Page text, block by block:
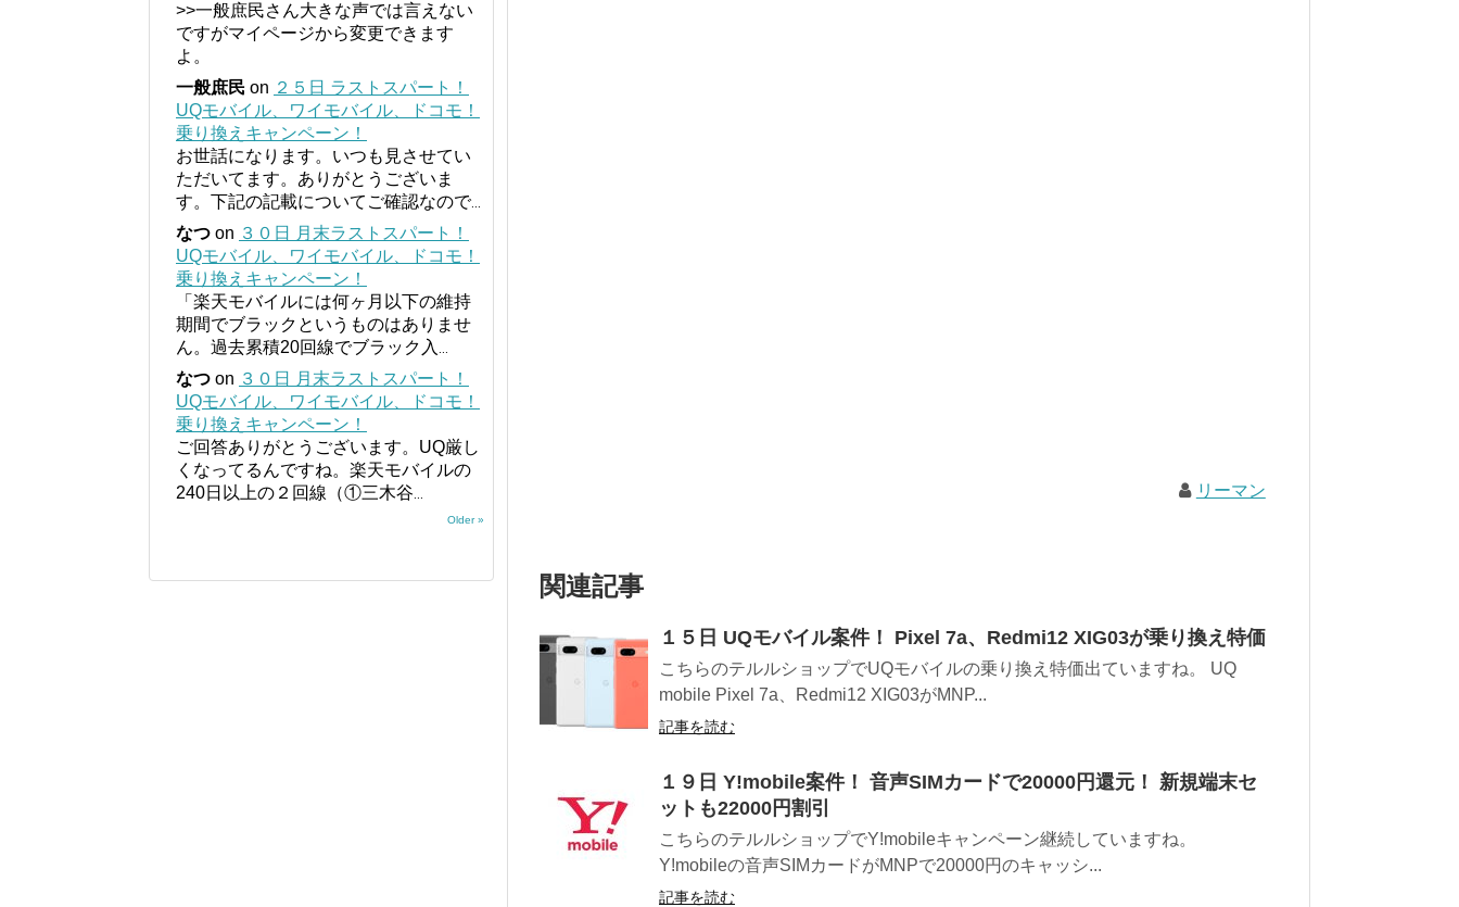
リーマン
関連記事
１５日 UQモバイル案件！ Pixel 7a、Redmi12 XIG03が乗り換え特価
こちらのテルルショップでUQモバイルの乗り換え特価出ていますね。 UQ
mobile Pixel 7a、Redmi12 XIG03がMNP...
記事を読む
１９日 Y!mobile案件！ 音声SIMカードで20000円還元！ 新規端末セ
ットも22000円割引
こちらのテルルショップでY!mobileキャンペーン継続していますね。
Y!mobileの音声SIMカードがMNPで20000円のキャッシ...
記事を読む
>>一般庶民さん大きな声では言えない
ですがマイページから変更できます
よ。
一般庶民 on ２５日 ラストスパート！
UQモバイル、ワイモバイル、ドコモ！
乗り換えキャンペーン！
お世話になります。いつも見させてい
ただいてます。ありがとうございま
す。下記の記載についてご確認なので...
なつ on ３０日 月末ラストスパート！
UQモバイル、ワイモバイル、ドコモ！
乗り換えキャンペーン！
「楽天モバイルには何ヶ月以下の維持
期間でブラックというものはありませ
ん。過去累積20回線でブラック入
なつ on ３０日 月末ラストスパート！
UQモバイル、ワイモバイル、ドコモ！
乗り換えキャンペーン！
ご回答ありがとうございます。UQ厳し
くなってるんですね。楽天モバイルの
240日以上の２回線（①三木谷
Older »